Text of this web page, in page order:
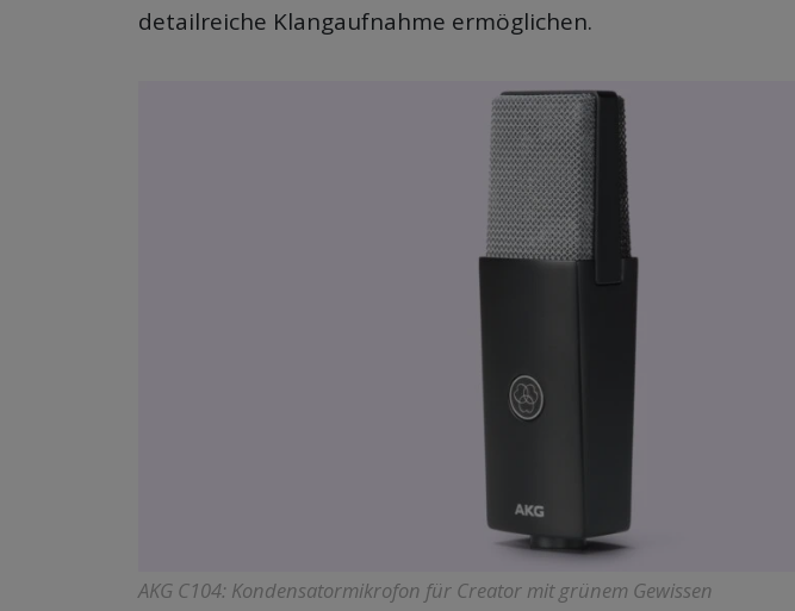
detailreiche Klangaufnahme ermöglichen.
AKG C104: Kondensatormikrofon für Creator mit grünem Gewissen